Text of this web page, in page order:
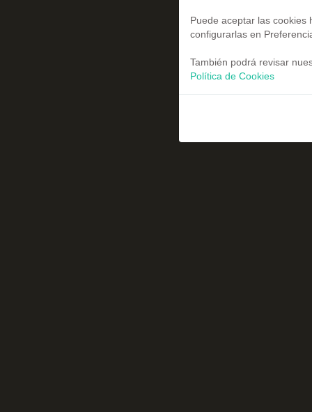
Puede aceptar las cookies
configurarlas en
También podrá revisar
Política de Cookies